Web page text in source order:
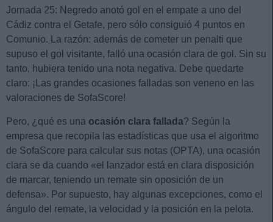
Jornada 25: Negredo anotó gol en el empate a uno del
Cádiz contra el Getafe, pero sólo consiguió 4 puntos en
Comunio. La razón: además de cometer un penalti que
supuso el gol visitante, falló una ocasión clara de gol. Sin su
tanto, hubiera tenido una nota negativa. Debe quedarte
claro: ¡Las grandes ocasiones falladas son veneno en las
valoraciones de SofaScore!
Pero, ¿qué es una ocasión clara fallada? Según la
empresa que recopila las estadísticas que usa el algoritmo
de SofaScore para calcular sus notas (OPTA), una ocasión
clara se da cuando «el lanzador está en clara disposición
de marcar, teniendo un remate sin oposición de un
defensa». Por supuesto, hay algunas excepciones, como el
ángulo del remate, la velocidad y la posición en la pelota.